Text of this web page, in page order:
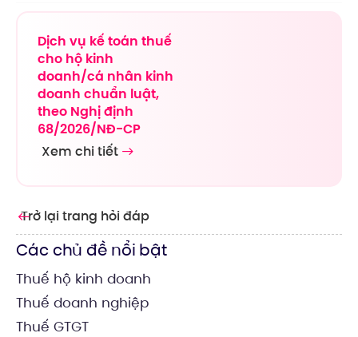
Trở lại trang hỏi đáp
Các chủ đề nổi bật
Thuế hộ kinh doanh
Thuế doanh nghiệp
Thuế GTGT
Dịch vụ kế toán thuế
cho hộ kinh
doanh/cá nhân kinh
doanh chuẩn luật,
theo Nghị định
68/2026/NĐ-CP
Xem chi tiết